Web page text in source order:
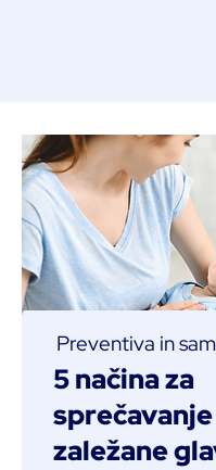
5 načina za
sprečavanje
zaležane
Preventiva in